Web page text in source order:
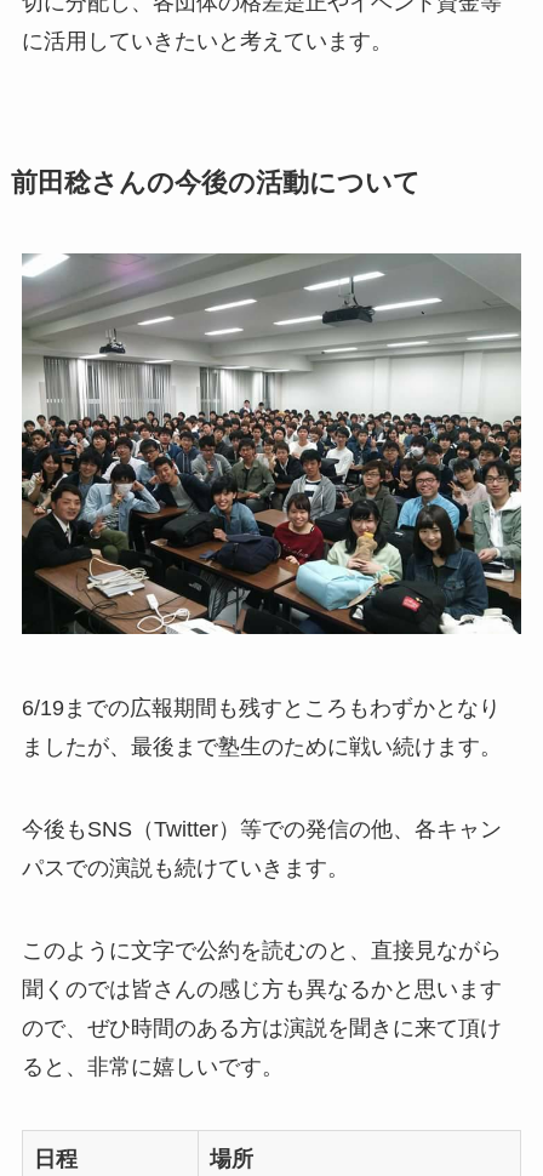
に活用していきたいと考えています。
前田稔さんの今後の活動について
6/19までの広報期間も残すところもわずかとなり
ましたが、最後まで塾生のために戦い続けます。
今後もSNS（Twitter）等での発信の他、各キャン
パスでの演説も続けていきます。
このように文字で公約を読むのと、直接見ながら
聞くのでは皆さんの感じ方も異なるかと思います
ので、ぜひ時間のある方は演説を聞きに来て頂け
ると、非常に嬉しいです。
日程 場所